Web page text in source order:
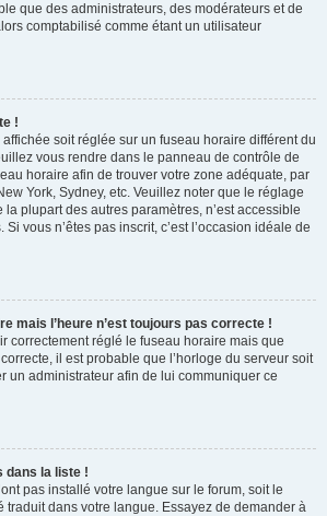
que des administrateurs, des modérateurs et de
comptabilisé comme étant un utilisateur
!
affichée soit réglée sur un fuseau horaire différent du
vous rendre dans le panneau de contrôle de
horaire afin de trouver votre zone adéquate, par
York, Sydney, etc. Veuillez noter que le réglage
plupart des autres paramètres, n’est accessible
vous n’êtes pas inscrit, c’est l’occasion idéale de
mais l’heure n’est toujours pas correcte !
correctement réglé le fuseau horaire mais que
correcte, il est probable que l’horloge du serveur soit
un administrateur afin de lui communiquer ce
dans la liste !
pas installé votre langue sur le forum, soit le
traduit dans votre langue. Essayez de demander à